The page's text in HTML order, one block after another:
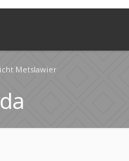
Metslawier